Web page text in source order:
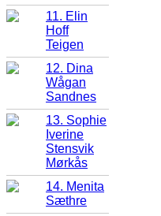
11. Elin
Hoff
Teigen
12. Dina
Wågan
Sandnes
13. Sophie
Iverine
Stensvik
Mørkås
14. Menita
Sæthre